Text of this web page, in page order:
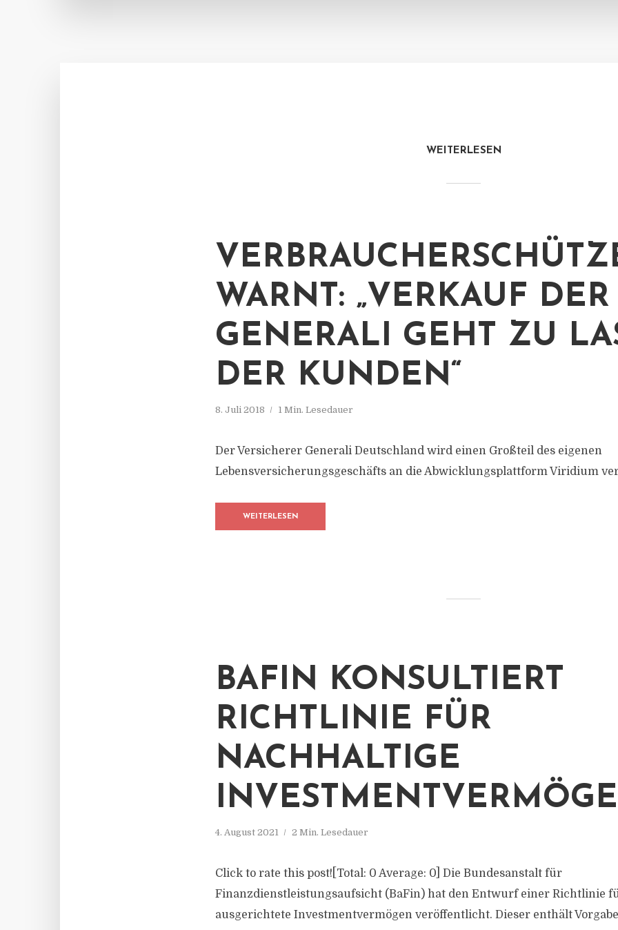
WEITERLESEN
WARNT: „VERKAUF DER
GENERALI GEHT ZU
DER KUNDEN“
8. Juli 2018 1 Min. Lesedauer
Der Versicherer Generali Deutschland wird einen Großteil des eigenen
Lebensversicherungsgeschäfts an die Abwicklungsplattform Viridium
WEITERLESEN
BAFIN KONSULTIERT
RICHTLINIE FÜR
NACHHALTIGE
4. August 2021 2 Min. Lesedauer
Click to rate this post![Total: 0 Average: 0] Die Bundesanstalt für
Finanzdienstleistungsaufsicht (BaFin) hat den Entwurf einer Richtlinie
ausgerichtete Investmentvermögen veröffentlicht. Dieser enthält